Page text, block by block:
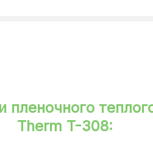
пленочного
Therm T-308: